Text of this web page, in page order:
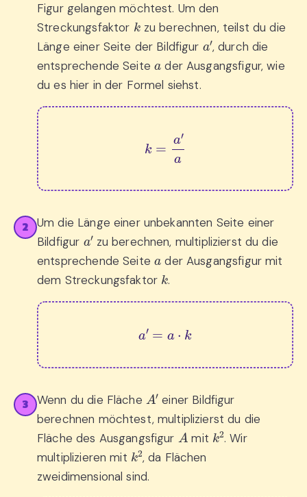
Figur gelangen möchtest. Um den
Streckungsfaktor kzu berechnen, teilst du die
Länge einer Seite der Bildfigur
′, durch die
entsprechende Seite
der Ausgangsfigur, wie
du es hier in der Formel siehst.
a
2
Um die Länge einer unbekannten Seite einer
Bildfigur
′zu berechnen, multiplizierst du die
entsprechende Seite
der Ausgangsfigur mit
dem Streckungsfaktor k .
a a⋅
3 Wenn du die Fläche A′ einer Bildfigur
berechnen möchtest, multiplizierst du die
Fläche des Ausgangsfigur
A mit k2. Wir
multiplizieren mit k2, da Flächen
zweidimensional sind.